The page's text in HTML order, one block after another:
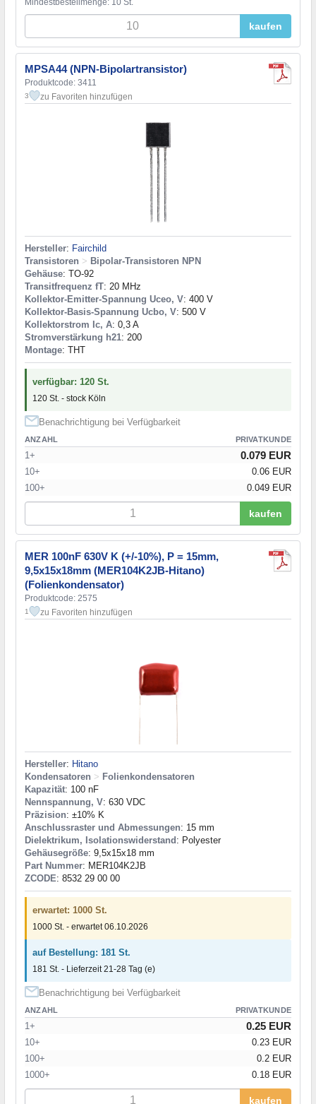
kaufen
MPSA44 (NPN-Bipolartransistor)
Produktcode: 3411
3 zu Favoriten hinzufügen
Hersteller: Fairchild
Transistoren > Bipolar-Transistoren NPN
Gehäuse: TO-92
Transitfrequenz fT: 20 MHz
Kollektor-Emitter-Spannung Uceo, V: 400 V
Kollektor-Basis-Spannung Ucbo, V: 500 V
Kollektorstrom Ic, A: 0,3 A
Stromverstärkung h21: 200
Montage: THT
verfügbar: 120 St.
120 St. - stock Köln
Benachrichtigung bei Verfügbarkeit
ANZAHL PRIVATKUNDE
1+ 0.079 EUR
10+
0.06 EUR
100+
0.049 EUR
kaufen
MER 100nF 630V K (+/-10%), P = 15mm,
9,5x15x18mm (MER104K2JB-Hitano)
(Folienkondensator)
Produktcode: 2575
1 zu Favoriten hinzufügen
Hersteller: Hitano
Kondensatoren > Folienkondensatoren
Kapazität: 100 nF
Nennspannung, V: 630 VDC
Präzision: ±10% K
Anschlussraster und Abmessungen: 15 mm
Dielektrikum, Isolationswiderstand: Polyester
Gehäusegröße: 9,5x15x18 mm
Part Nummer: MER104K2JB
ZCODE: 8532 29 00 00
erwartet: 1000 St.
1000 St. - erwartet 06.10.2026
auf Bestellung: 181 St.
181 St. - Lieferzeit 21-28 Tag (e)
Benachrichtigung bei Verfügbarkeit
ANZAHL PRIVATKUNDE
1+ 0.25 EUR
10+
0.23 EUR
100+
0.2 EUR
1000+
0.18 EUR
kaufen